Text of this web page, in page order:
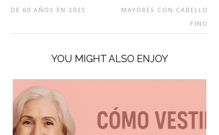
DE 60 AÑOS EN 2025
MAYORES CON CABELLO
FINO
YOU MIGHT ALSO ENJOY